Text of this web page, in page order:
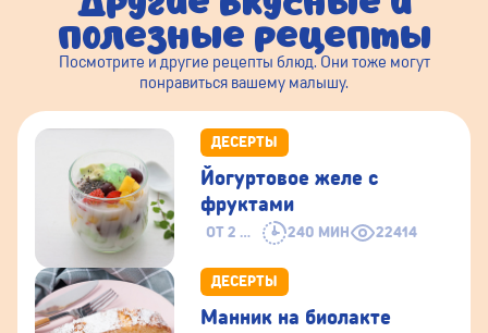
полезные рецепты
Посмотрите и другие рецепты блюд. Они тоже могут
понравиться вашему малышу.
ДЕСЕРТЫ
ОТ 2 ЛЕТ 240 МИН 22414
Йогуртовое желе с
фруктами
ДЕСЕРТЫ
Манник на биолакте